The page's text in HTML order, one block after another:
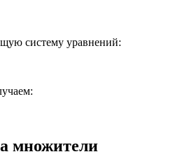
систему уравнений:
множители